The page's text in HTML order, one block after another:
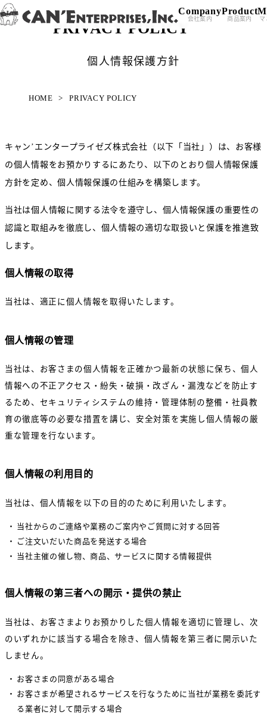
Skip to content Company
会社案内
Product
商品案内 マ
PRIVACY POLICY
個人情報保護方針
HOME > PRIVACY POLICY
キャン’エンタープライゼズ株式会社（以下「当社」）は、お客様
の個人情報をお預かりするにあたり、以下のとおり個人情報保護
方針を定め、個人情報保護の仕組みを構築します。
当社は個人情報に関する法令を遵守し、個人情報保護の重要性の
認識と取組みを徹底し、個人情報の適切な取扱いと保護を推進致
します。
個人情報の取得
当社は、適正に個人情報を取得いたします。
個人情報の管理
当社は、お客さまの個人情報を正確かつ最新の状態に保ち、個人
情報への不正アクセス・紛失・破損・改ざん・漏洩などを防止す
るため、セキュリティシステムの維持・管理体制の整備・社員教
育の徹底等の必要な措置を講じ、安全対策を実施し個人情報の厳
重な管理を行ないます。
個人情報の利用目的
当社は、個人情報を以下の目的のために利用いたします。
当社からのご連絡や業務のご案内やご質問に対する回答
ご注文いだいた商品を発送する場合
当社主催の催し物、商品、サービスに関する情報提供
個人情報の第三者への開示・提供の禁止
当社は、お客さまよりお預かりした個人情報を適切に管理し、次
のいずれかに該当する場合を除き、個人情報を第三者に開示いた
しません。
お客さまの同意がある場合
お客さまが希望されるサービスを行なうために当社が業務を委託す
る業者に対して開示する場合